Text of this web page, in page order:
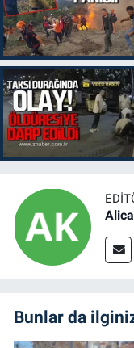
Bunlar da